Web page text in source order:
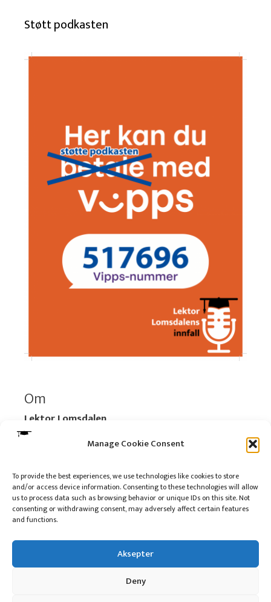
Manage Cookie Consent
To provide the best experiences, we use technologies like cookies to store
and/or access device information. Consenting to these technologies will allow
us to process data such as browsing behavior or unique IDs on this site. Not
consenting or withdrawing consent, may adversely affect certain features
and functions.
Aksepter
Deny
Støtt podkasten
Om
Lektor Lomsdalen
Organisasjonsnummer:
920 712 312 MVA
Les mer:Om selskapet
Les mer:Om reklame på podkasten